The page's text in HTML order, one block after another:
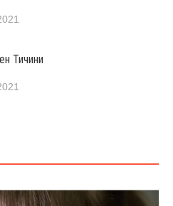
Тичини